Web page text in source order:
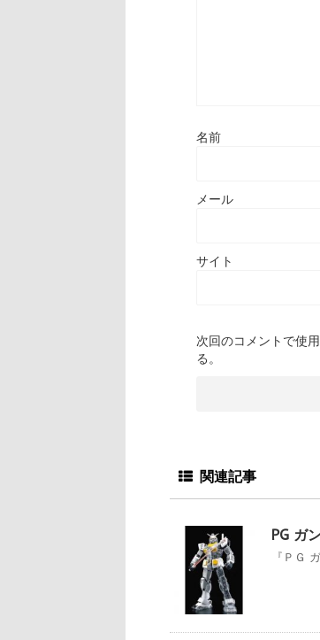
名前
メール
サイト
次回のコメントで使
る。
関連記事
PG ガ
『ＰＧ